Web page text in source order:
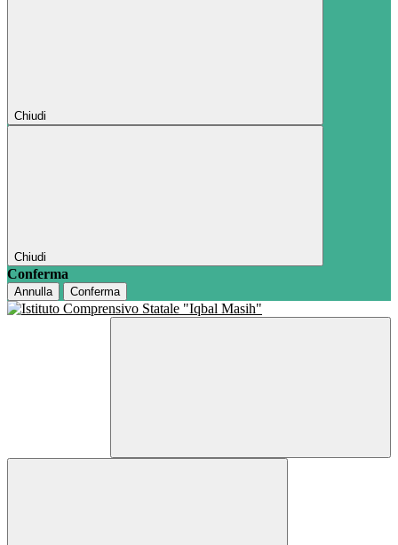
Chiudi
Chiudi
Conferma
Annulla Conferma